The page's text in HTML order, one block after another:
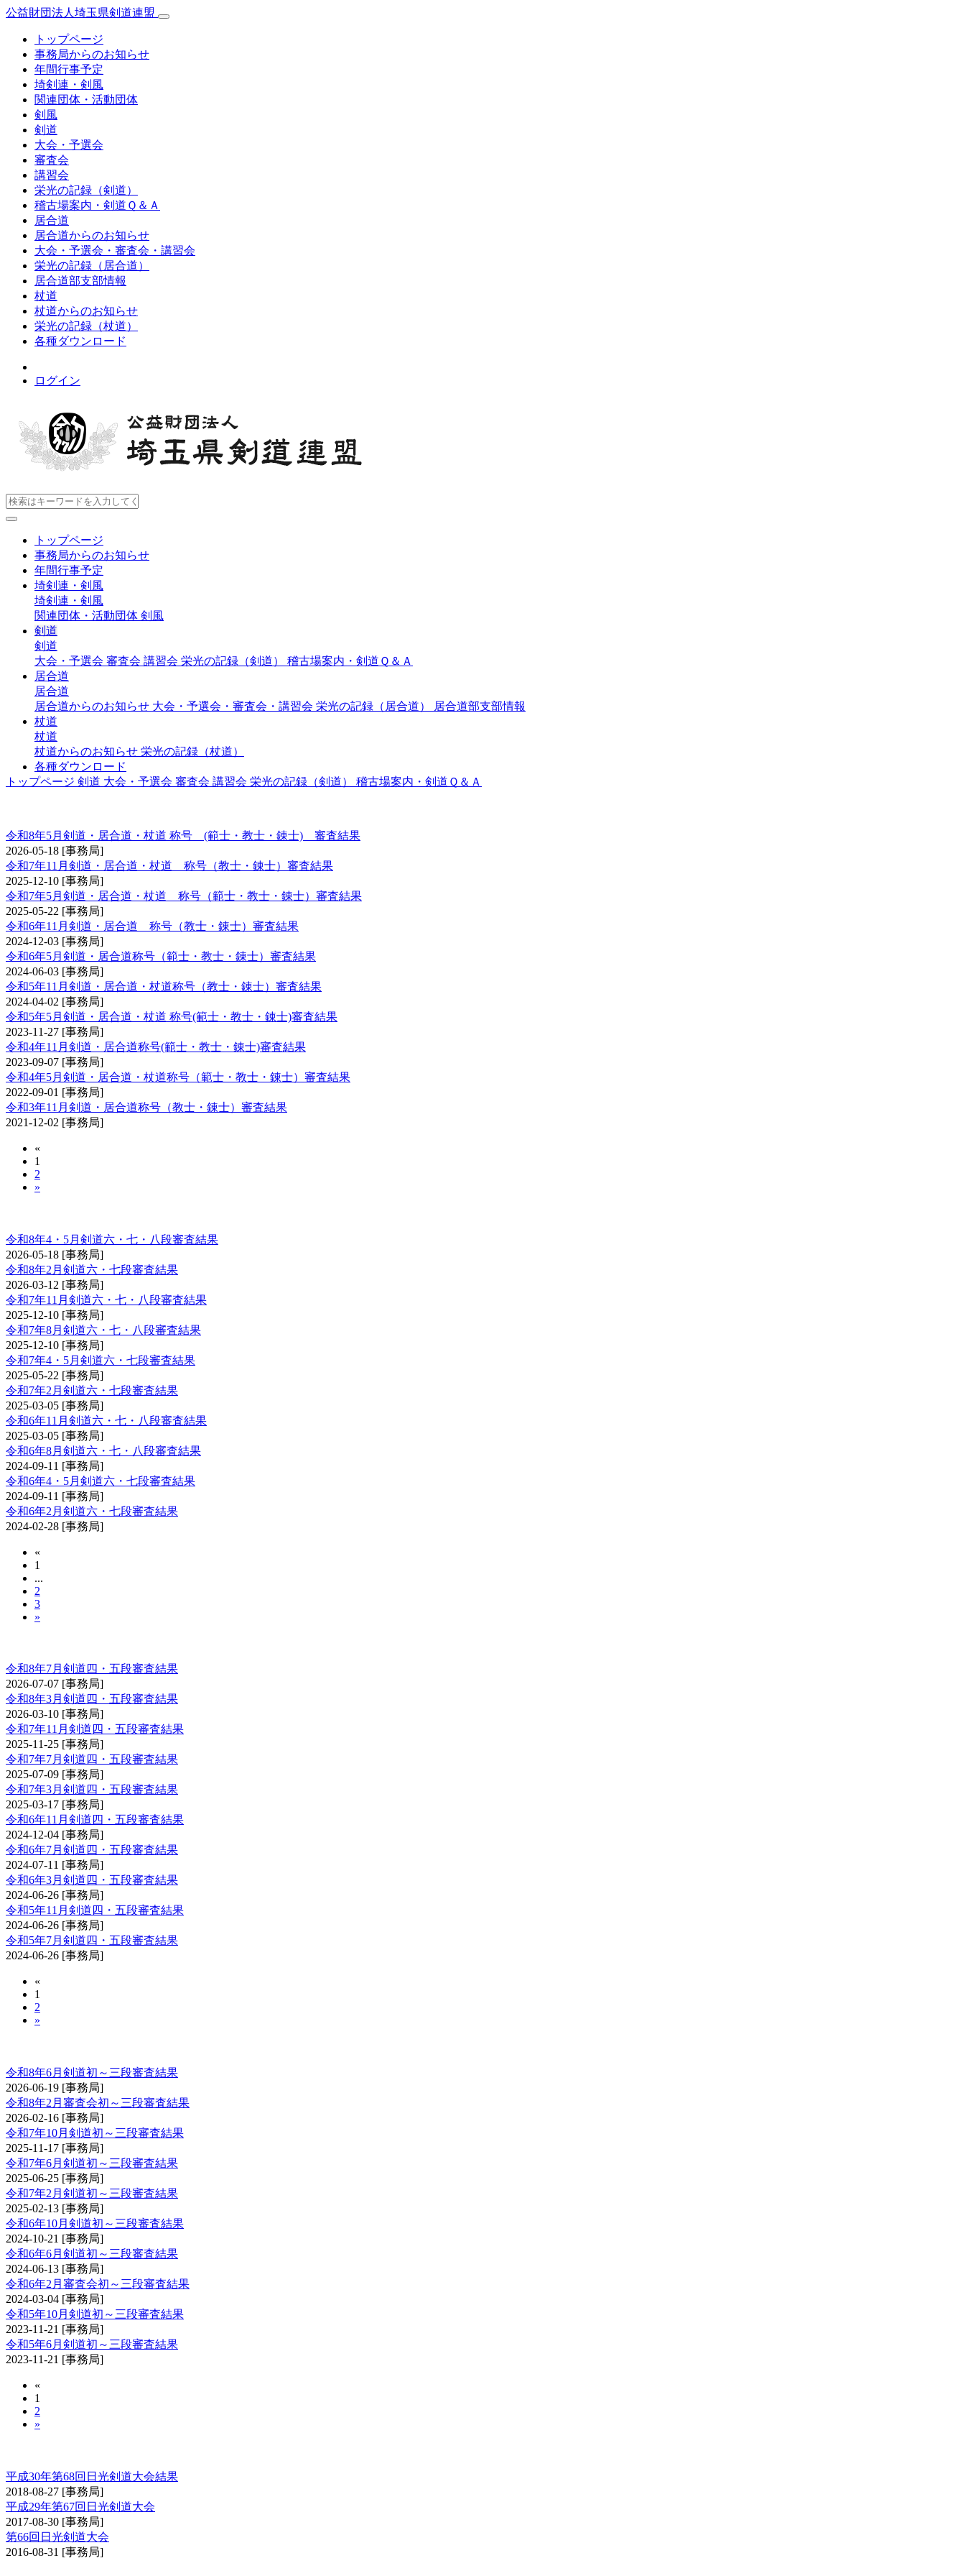
公益財団法人埼玉県剣道連盟
トップページ
事務局からのお知らせ
年間行事予定
埼剣連・剣風
関連団体・活動団体
剣風
剣道
大会・予選会
審査会
講習会
栄光の記録（剣道）
稽古場案内・剣道Ｑ＆Ａ
居合道
居合道からのお知らせ
大会・予選会・審査会・講習会
栄光の記録（居合道）
居合道部支部情報
杖道
杖道からのお知らせ
栄光の記録（杖道）
各種ダウンロード
ログイン
トップページ
事務局からのお知らせ
年間行事予定
埼剣連・剣風
埼剣連・剣風
関連団体・活動団体 剣風
剣道
剣道
大会・予選会 審査会 講習会 栄光の記録（剣道） 稽古場案内・剣道Ｑ＆Ａ
居合道
居合道
居合道からのお知らせ 大会・予選会・審査会・講習会 栄光の記録（居合道）
居合道部支部情報
杖道
杖道
杖道からのお知らせ 栄光の記録（杖道）
各種ダウンロード
トップページ 剣道 大会・予選会 審査会 講習会 栄光の記録（剣道） 稽古場案内・剣道Ｑ＆Ａ
令和8年5月剣道・居合道・杖道 称号 (範士・教士・錬士) 審査結果
2026-05-18 [事務局]
令和7年11月剣道・居合道・杖道 称号（教士・錬士）審査結果
2025-12-10 [事務局]
令和7年5月剣道・居合道・杖道 称号（範士・教士・錬士）審査結果
2025-05-22 [事務局]
令和6年11月剣道・居合道 称号（教士・錬士）審査結果
2024-12-03 [事務局]
令和6年5月剣道・居合道称号（範士・教士・錬士）審査結果
2024-06-03 [事務局]
令和5年11月剣道・居合道・杖道称号（教士・錬士）審査結果
2024-04-02 [事務局]
令和5年5月剣道・居合道・杖道 称号(範士・教士・錬士)審査結果
2023-11-27 [事務局]
令和4年11月剣道・居合道称号(範士・教士・錬士)審査結果
2023-09-07 [事務局]
令和4年5月剣道・居合道・杖道称号（範士・教士・錬士）審査結果
2022-09-01 [事務局]
令和3年11月剣道・居合道称号（教士・錬士）審査結果
2021-12-02 [事務局]
«
1
2
»
令和8年4・5月剣道六・七・八段審査結果
2026-05-18 [事務局]
令和8年2月剣道六・七段審査結果
2026-03-12 [事務局]
令和7年11月剣道六・七・八段審査結果
2025-12-10 [事務局]
令和7年8月剣道六・七・八段審査結果
2025-12-10 [事務局]
令和7年4・5月剣道六・七段審査結果
2025-05-22 [事務局]
令和7年2月剣道六・七段審査結果
2025-03-05 [事務局]
令和6年11月剣道六・七・八段審査結果
2025-03-05 [事務局]
令和6年8月剣道六・七・八段審査結果
2024-09-11 [事務局]
令和6年4・5月剣道六・七段審査結果
2024-09-11 [事務局]
令和6年2月剣道六・七段審査結果
2024-02-28 [事務局]
«
1
...
2
3
»
令和8年7月剣道四・五段審査結果
2026-07-07 [事務局]
令和8年3月剣道四・五段審査結果
2026-03-10 [事務局]
令和7年11月剣道四・五段審査結果
2025-11-25 [事務局]
令和7年7月剣道四・五段審査結果
2025-07-09 [事務局]
令和7年3月剣道四・五段審査結果
2025-03-17 [事務局]
令和6年11月剣道四・五段審査結果
2024-12-04 [事務局]
令和6年7月剣道四・五段審査結果
2024-07-11 [事務局]
令和6年3月剣道四・五段審査結果
2024-06-26 [事務局]
令和5年11月剣道四・五段審査結果
2024-06-26 [事務局]
令和5年7月剣道四・五段審査結果
2024-06-26 [事務局]
«
1
2
»
令和8年6月剣道初～三段審査結果
2026-06-19 [事務局]
令和8年2月審査会初～三段審査結果
2026-02-16 [事務局]
令和7年10月剣道初～三段審査結果
2025-11-17 [事務局]
令和7年6月剣道初～三段審査結果
2025-06-25 [事務局]
令和7年2月剣道初～三段審査結果
2025-02-13 [事務局]
令和6年10月剣道初～三段審査結果
2024-10-21 [事務局]
令和6年6月剣道初～三段審査結果
2024-06-13 [事務局]
令和6年2月審査会初～三段審査結果
2024-03-04 [事務局]
令和5年10月剣道初～三段審査結果
2023-11-21 [事務局]
令和5年6月剣道初～三段審査結果
2023-11-21 [事務局]
«
1
2
»
平成30年第68回日光剣道大会結果
2018-08-27 [事務局]
平成29年第67回日光剣道大会
2017-08-30 [事務局]
第66回日光剣道大会
2016-08-31 [事務局]